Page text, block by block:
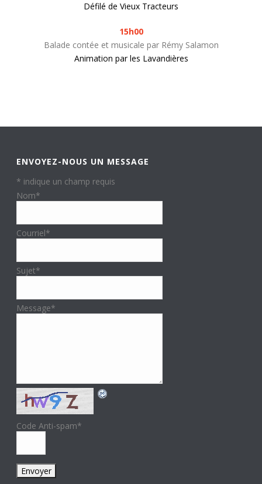
Défilé de Vieux Tracteurs
15h00
Balade contée et musicale par Rémy Salamon
Animation par les Lavandières
ENVOYEZ-NOUS UN MESSAGE
* indique un champ requis
Nom*
Courriel*
Sujet*
Message*
Code Anti-spam*